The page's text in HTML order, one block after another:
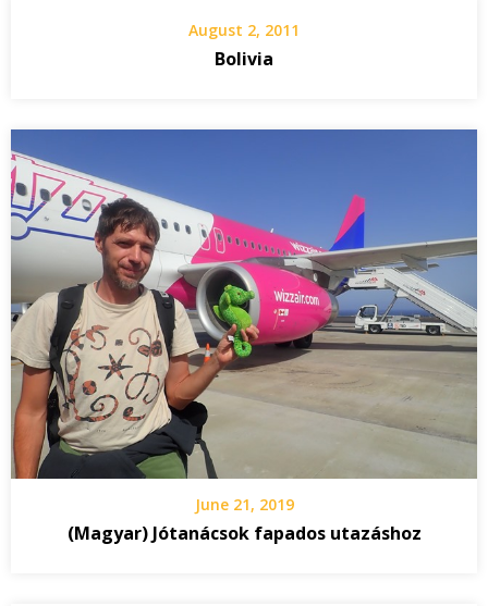
August 2, 2011
Bolivia
June 21, 2019
(Magyar) Jótanácsok fapados utazáshoz